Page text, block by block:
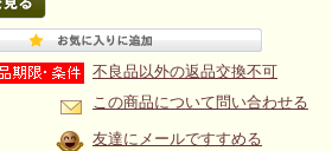
不良品以外の返品交換不可
この商品について問い合わせる
友達にメールですすめる